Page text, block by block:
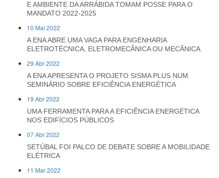
E AMBIENTE DA ARRÁBIDA TOMAM POSSE PARA O
MANDATO 2022-2025
10 Mai 2022
A ENA ABRE UMA VAGA PARA ENGENHARIA
ELETROTÉCNICA, ELETROMECÂNICA OU MECÂNICA
29 Abr 2022
A ENA APRESENTA O PROJETO SISMA PLUS NUM
SEMINÁRIO SOBRE EFICIÊNCIA ENERGÉTICA
19 Abr 2022
UMA FERRAMENTA PARA A EFICIÊNCIA ENERGÉTICA
NOS EDIFÍCIOS PÚBLICOS
07 Abr 2022
SETÚBAL FOI PALCO DE DEBATE SOBRE A MOBILIDADE
ELÉTRICA
11 Mar 2022